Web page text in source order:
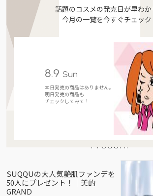
話題のコスメの発売日が早わか
今月の一覧を今すぐチェック
8.9 Sun
本日発売の商品はありません。
明日発売の商品も
チェックしてみて！
Present
SUQQUの大人気艶肌ファンデを
50人にプレゼント！｜美的
GRAND